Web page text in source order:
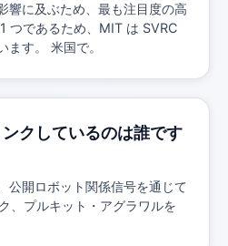
響に及ぶため、最も注目度の高
つであるため、MIT は SVRC
ます。 米国で。
クしているのは誰です
公開ロボット関係信号を通じて
、プルキット・アグラワルを